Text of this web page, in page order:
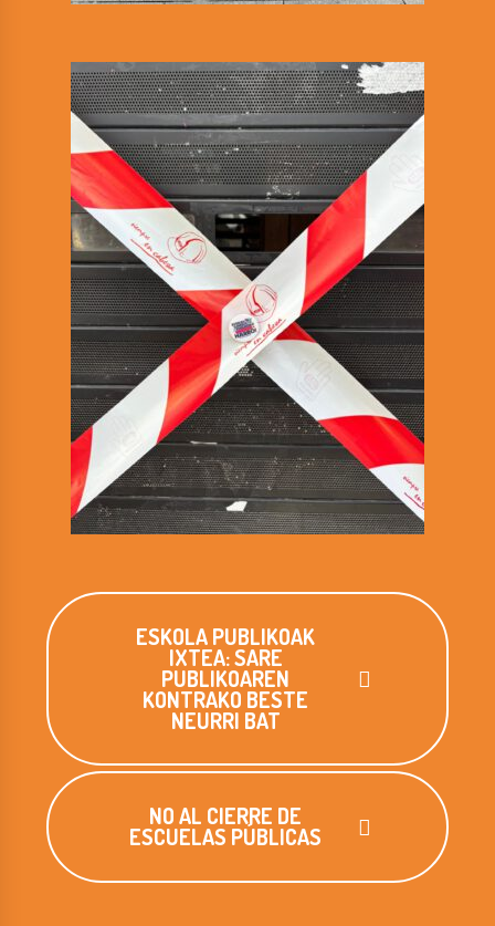
ESKOLA PUBLIKOAK
IXTEA: SARE
PUBLIKOAREN
KONTRAKO BESTE
NEURRI BAT
NO AL CIERRE DE
ESCUELAS PÚBLICAS